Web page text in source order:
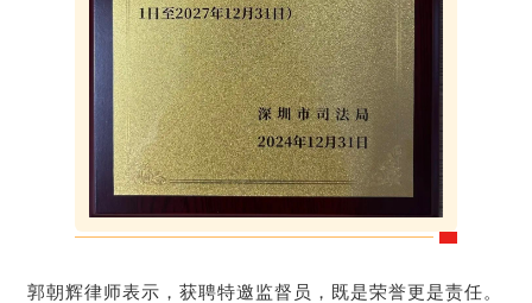
郭朝辉律师表示，获聘特邀监督员，既是荣誉更是责任。